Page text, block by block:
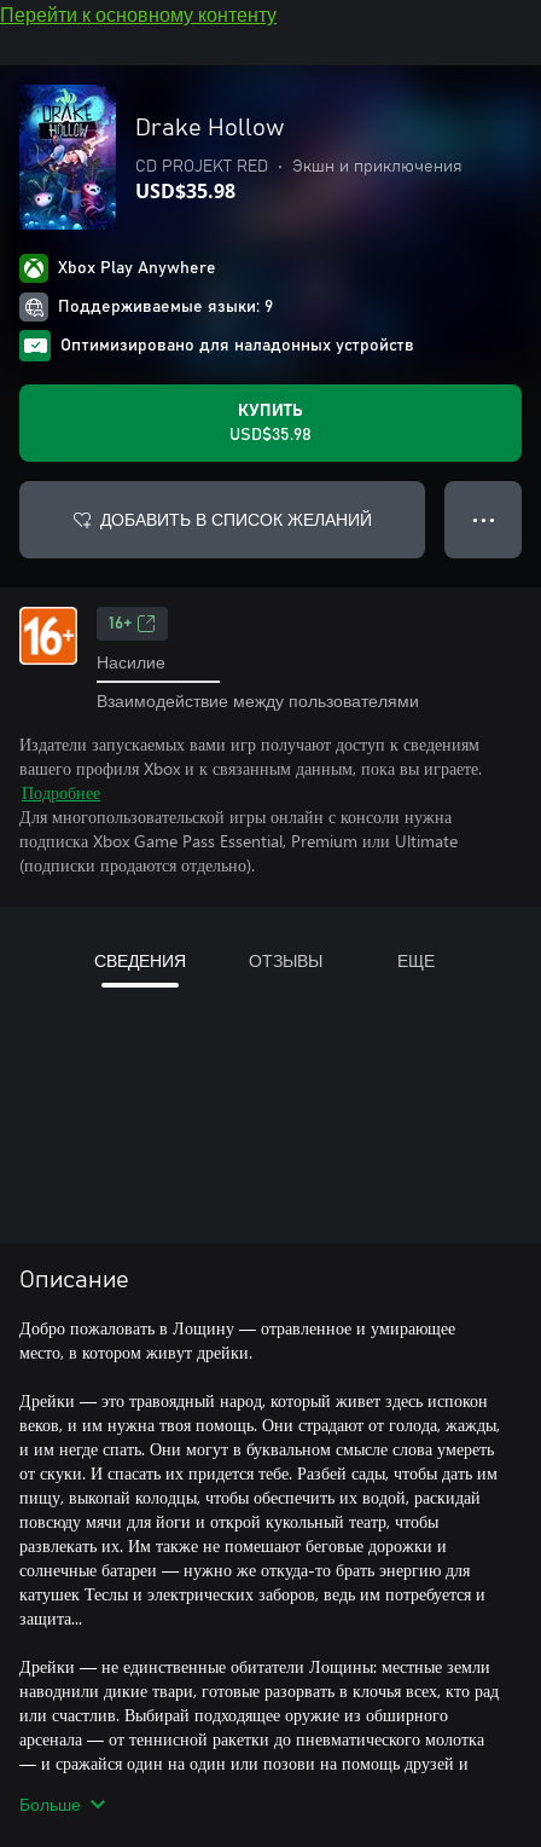
Перейти к основному контенту
Drake Hollow
CD PROJEKT RED • Экшн и приключения
USD$35.98
Xbox Play Anywhere
Поддерживаемые языки: 9
Оптимизировано для наладонных устройств
КУПИТЬ
USD$35.98
ДОБАВИТЬ В СПИСОК ЖЕЛАНИЙ ● ● ●
16+
Насилие
Взаимодействие между пользователями
Издатели запускаемых вами игр получают доступ к сведениям
вашего профиля Xbox и к связанным данным, пока вы играете.
Подробнее
Для многопользовательской игры онлайн с консоли нужна
подписка Xbox Game Pass Essential, Premium или Ultimate
(подписки продаются отдельно).
СВЕДЕНИЯ ОТЗЫВЫ ЕЩЕ
Описание
Добро пожаловать в Лощину — отравленное и умирающее
место, в котором живут дрейки.
Дрейки — это травоядный народ, который живет здесь испокон
веков, и им нужна твоя помощь. Они страдают от голода, жажды,
и им негде спать. Они могут в буквальном смысле слова умереть
от скуки. И спасать их придется тебе. Разбей сады, чтобы дать им
пищу, выкопай колодцы, чтобы обеспечить их водой, раскидай
повсюду мячи для йоги и открой кукольный театр, чтобы
развлекать их. Им также не помешают беговые дорожки и
солнечные батареи — нужно же откуда-то брать энергию для
катушек Теслы и электрических заборов, ведь им потребуется и
защита...
Дрейки — не единственные обитатели Лощины: местные земли
наводнили дикие твари, готовые разорвать в клочья всех, кто рад
или счастлив. Выбирай подходящее оружие из обширного
арсенала — от теннисной ракетки до пневматического молотка
— и сражайся один на один или позови на помощь друзей и
палец о палец.
Больше